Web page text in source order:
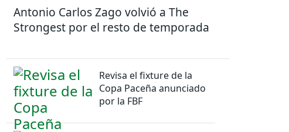
Antonio Carlos Zago volvió a The
Strongest por el resto de temporada
Revisa el fixture de la
Copa Paceña anunciado
por la FBF